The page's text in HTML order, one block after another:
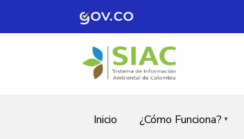
Pasar al contenido principal
Inicio ¿Cómo Funciona?